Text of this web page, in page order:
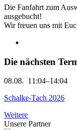
Die Fanfahrt zum
ausgebucht!
Wir freuen uns mit
Die nächsten
08.08. 11:04–14:04
Schalke-Tach 2026
Weitere
Unsere Partner